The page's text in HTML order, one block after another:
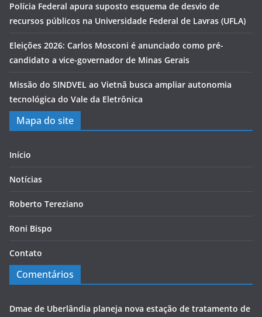
Polícia Federal apura suposto esquema de desvio de
recursos públicos na Universidade Federal de Lavras (UFLA)
Eleições 2026: Carlos Mosconi é anunciado como pré-
candidato a vice-governador de Minas Gerais
Missão do SINDVEL ao Vietnã busca ampliar autonomia
tecnológica do Vale da Eletrônica
Mapa do site
Início
Notícias
Roberto Tereziano
Roni Bispo
Contato
Comentários
Dmae de Uberlândia planeja nova estação de tratamento de